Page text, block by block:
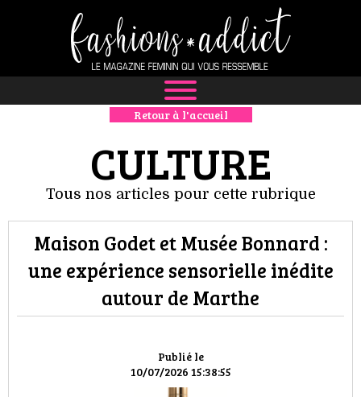
NEWS
MODE
LUXE
DÉFILÉS
BOUTIQUE
CULTURE
HIGH TECH
Retour à l'accueil
CULTURE
Tous nos articles pour cette rubrique
Publié le
10/07/2026 15:38:55
Maison Godet et Musée Bonnard :
une expérience sensorielle inédite
autour de Marthe